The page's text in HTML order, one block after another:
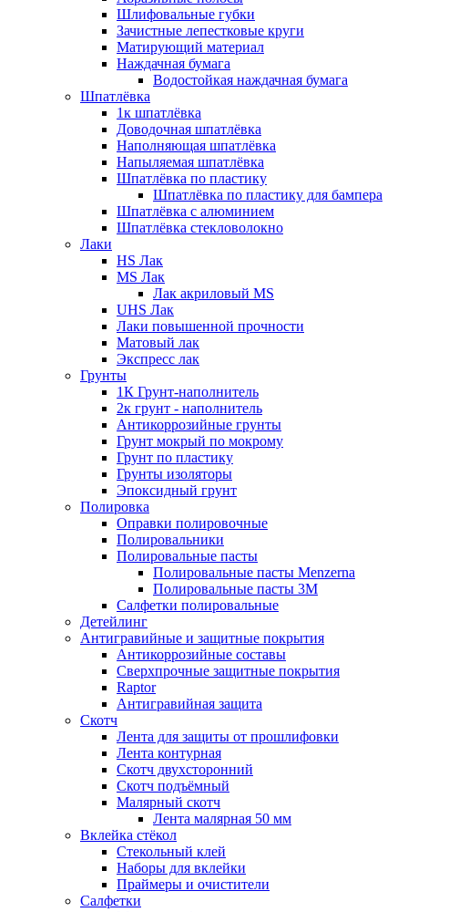
Шлифовальные губки
Зачистные лепестковые круги
Матирующий материал
Наждачная бумага
Водостойкая наждачная бумага
Шпатлёвка
1к шпатлёвка
Доводочная шпатлёвка
Наполняющая шпатлёвка
Напыляемая шпатлёвка
Шпатлёвка по пластику
Шпатлёвка по пластику для бампера
Шпатлёвка с алюминием
Шпатлёвка стекловолокно
Лаки
HS Лак
MS Лак
Лак акриловый MS
UHS Лак
Лаки повышенной прочности
Матовый лак
Экспресс лак
Грунты
1К Грунт-наполнитель
2к грунт - наполнитель
Антикоррозийные грунты
Грунт мокрый по мокрому
Грунт по пластику
Грунты изоляторы
Эпоксидный грунт
Полировка
Оправки полировочные
Полировальники
Полировальные пасты
Полировальные пасты Menzerna
Полировальные пасты 3M
Салфетки полировальные
Детейлинг
Антигравийные и защитные покрытия
Антикоррозийные составы
Сверхпрочные защитные покрытия
Raptor
Антигравийная защита
Скотч
Лента для защиты от прошлифовки
Лента контурная
Скотч двухсторонний
Скотч подъёмный
Малярный скотч
Лента малярная 50 мм
Вклейка стёкол
Стекольный клей
Наборы для вклейки
Праймеры и очистители
Салфетки